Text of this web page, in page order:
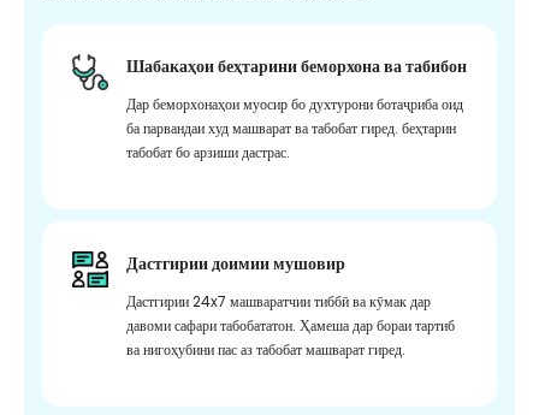
Шабакаҳои беҳтарини беморхона ва табибон
Дар беморхонаҳои муосир бо духтурони ботаҷриба оид
ба парвандаи худ машварат ва табобат гиред. беҳтарин
табобат бо арзиши дастрас.
Дастгирии доимии мушовир
Дастгирии 24x7 машваратчии тиббӣ ва кӯмак дар
давоми сафари табобататон. Ҳамеша дар бораи тартиб
ва нигоҳубини пас аз табобат машварат гиред.